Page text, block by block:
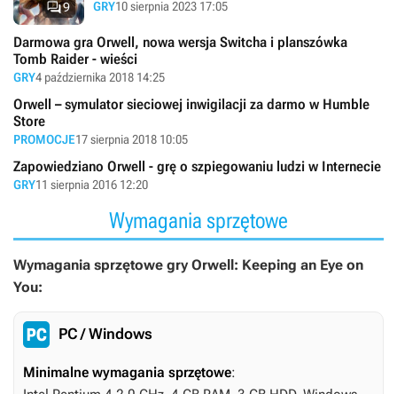
9 GRY10 sierpnia 2023 17:05
Darmowa gra Orwell, nowa wersja Switcha i planszówka
Tomb Raider - wieści
GRY4 października 2018 14:25
Orwell – symulator sieciowej inwigilacji za darmo w Humble
Store
PROMOCJE17 sierpnia 2018 10:05
Zapowiedziano Orwell - grę o szpiegowaniu ludzi w Internecie
GRY11 sierpnia 2016 12:20
Wymagania sprzętowe
Wymagania sprzętowe gry Orwell: Keeping an Eye on
You:
PC / Windows
Minimalne wymagania sprzętowe: